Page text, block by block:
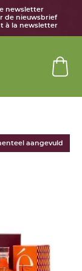
newsletter
de nieuwsbrief
à la newsletter
aangevuld